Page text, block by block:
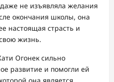
не изъявляла желания
окончания школы, она
настоящая страсть и
жизнь.
Огонек сильно
развитие и помогли ей
она является